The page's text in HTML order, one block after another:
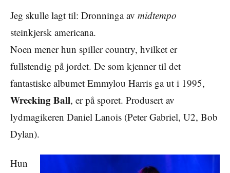
Jeg skulle lagt til: Dronninga av midtempo
steinkjersk americana.
Noen mener hun spiller country, hvilket er
fullstendig på jordet. De som kjenner til det
fantastiske albumet Emmylou Harris ga ut i 1995,
Wrecking Ball, er på sporet. Produsert av
lydmagikeren Daniel Lanois (Peter Gabriel, U2, Bob
Dylan).
Hun